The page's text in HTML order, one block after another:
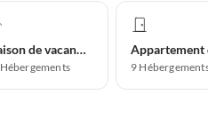
Maison de vacances
Hébergements 9